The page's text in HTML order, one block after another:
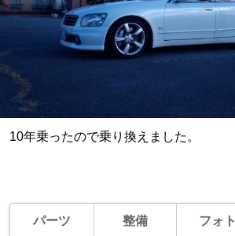
10年乗ったので乗り換えました。
パーツ 整備 フォト